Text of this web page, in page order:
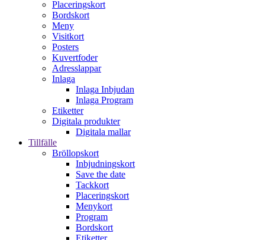
Placeringskort
Bordskort
Meny
Visitkort
Posters
Kuvertfoder
Adresslappar
Inlaga
Inlaga Inbjudan
Inlaga Program
Etiketter
Digitala produkter
Digitala mallar
Tillfälle
Bröllopskort
Inbjudningskort
Save the date
Tackkort
Placeringskort
Menykort
Program
Bordskort
Etiketter